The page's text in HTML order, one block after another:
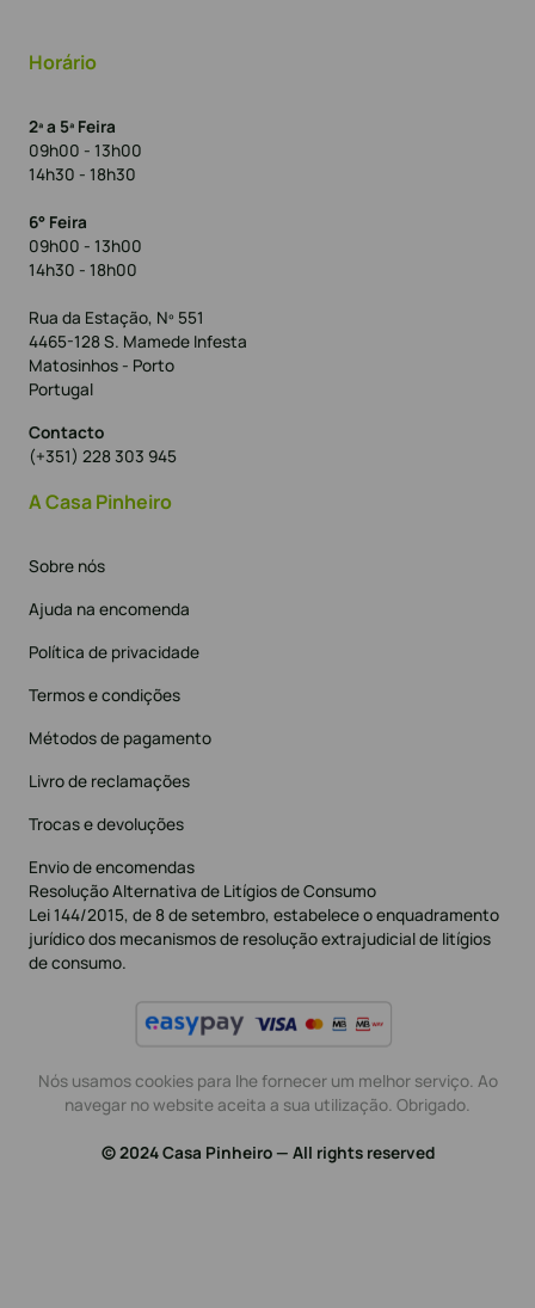
Horário
2ª a 5ª Feira
09h00 - 13h00
14h30 - 18h30
6° Feira
09h00 - 13h00
14h30 - 18h00
Rua da Estação, Nº 551
4465-128 S. Mamede Infesta
Matosinhos - Porto
Portugal
Contacto
(+351) 228 303 945
A Casa Pinheiro
Sobre nós
Ajuda na encomenda
Política de privacidade
Termos e condições
Métodos de pagamento
Livro de reclamações
Trocas e devoluções
Envio de encomendas
Resolução Alternativa de Litígios de Consumo
Lei 144/2015, de 8 de setembro, estabelece o enquadramento
jurídico dos mecanismos de resolução extrajudicial de litígios
de consumo.
Nós usamos cookies para lhe fornecer um melhor serviço. Ao
navegar no website aceita a sua utilização. Obrigado.
© 2024 Casa Pinheiro — All rights reserved